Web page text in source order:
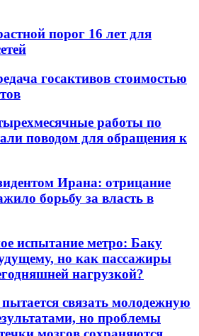
порог 16 лет для
госактивов стоимостью
работы по
поводом для обращения к
Ирана: отрицание
борьбу за власть в
испытание метро: Баку
но как пассажиры
нагрузкой?
связать молодежную
но проблемы